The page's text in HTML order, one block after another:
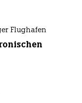
Flughafen